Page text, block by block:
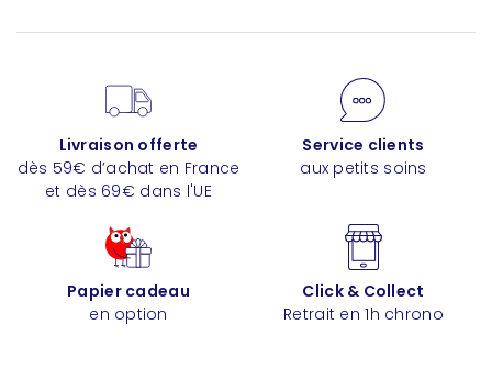
Livraison offerte
dès 59€ d’achat en France
et dès 69€ dans l'UE
Service clients
aux petits soins
Papier cadeau
en option
Click & Collect
Retrait en 1h chrono